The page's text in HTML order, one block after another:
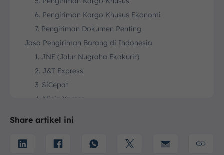
6. Pengiriman Kargo Khusus Ekonomi
7. Pengiriman Dokumen Penting
Jasa Pengiriman Barang di Indonesia
1. JNE (Jalur Nugraha Ekakurir)
2. J&T Express
3. SiCepat
4. Ninja Xpress
7. Anteraja
Share artikel ini